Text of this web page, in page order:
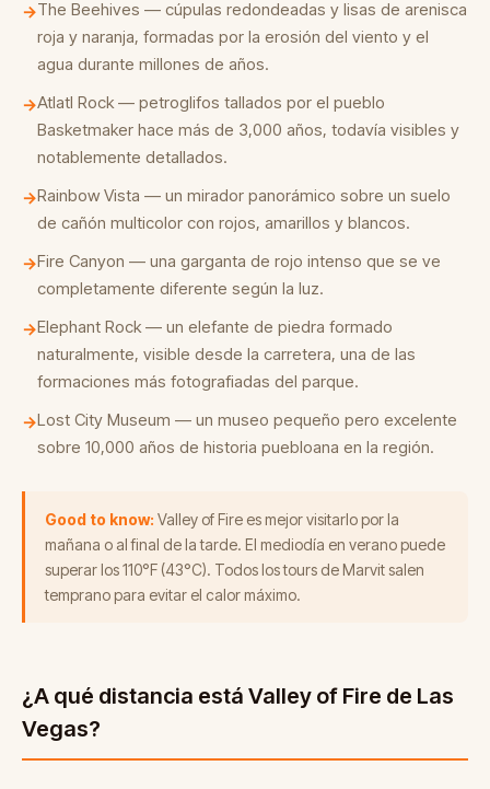
→The Beehives — cúpulas redondeadas y lisas de arenisca
roja y naranja, formadas por la erosión del viento y el
agua durante millones de años.
→Atlatl Rock — petroglifos tallados por el pueblo
Basketmaker hace más de 3,000 años, todavía visibles y
notablemente detallados.
→Rainbow Vista — un mirador panorámico sobre un suelo
de cañón multicolor con rojos, amarillos y blancos.
→Fire Canyon — una garganta de rojo intenso que se ve
completamente diferente según la luz.
→Elephant Rock — un elefante de piedra formado
naturalmente, visible desde la carretera, una de las
formaciones más fotografiadas del parque.
→Lost City Museum — un museo pequeño pero excelente
sobre 10,000 años de historia puebloana en la región.
Good to know: Valley of Fire es mejor visitarlo por la
mañana o al final de la tarde. El mediodía en verano puede
superar los 110°F (43°C). Todos los tours de Marvit salen
temprano para evitar el calor máximo.
¿A qué distancia está Valley of Fire de Las
Vegas?